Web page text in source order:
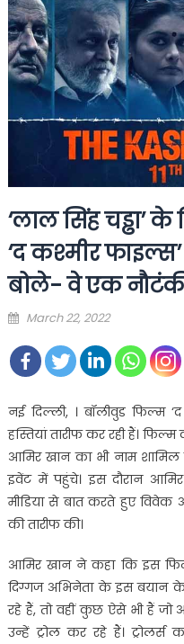
‘लाल सिंह चड्ढा’
‘द कश्मीर
बोले- वे एक
Posted
March 22, 2022
नई दिल्ली, । बॉलीवुड फिल्म
हस्तियां तारीफ कर रही हैं।
आमिर खान का भी नाम
इवेंट में पहुंचे। इस दौरान
मीडिया से बात करते हुए विवेक
की तारीफ की।
आमिर खान ने कहा कि इस
दिग्गज अभिनेता के इस बयान
रहे हैं, तो वहीं कुछ ऐसे भी हैं
उन्हें ट्रोल कर रहे हैं।